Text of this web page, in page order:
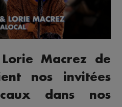
Macrez de
nos invitées
dans nos